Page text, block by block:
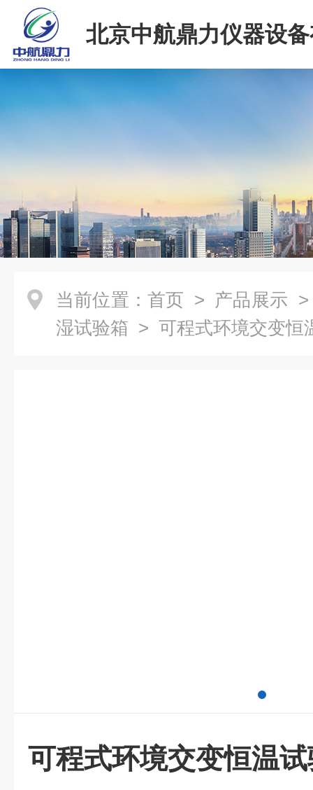
北京中航鼎力仪器设
司
当前位置： 首页 > 产品展示
湿试验箱 > 可程式环境交变恒
可程式环境交变恒温